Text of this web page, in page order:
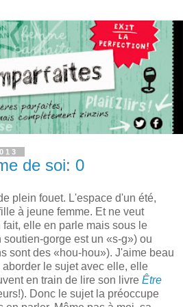
de soi: 0
plein fouet. L'espace d'un été,
à jeune femme. Et ne veut
elle en parle mais sous le
gorge est un «s-g») ou
sont des «hou-hou»). J'aime beau
le sujet avec elle, elle
en train de lire son livre Être
Donc le sujet la préoccupe